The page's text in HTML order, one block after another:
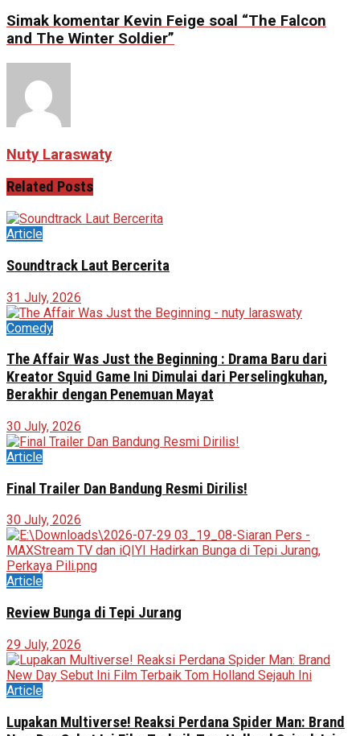
Simak komentar Kevin Feige soal “The Falcon
and The Winter Soldier”
Nuty Laraswaty
Related Posts
Article
Soundtrack Laut Bercerita
31 July, 2026
Comedy
The Affair Was Just the Beginning : Drama Baru dari
Kreator Squid Game Ini Dimulai dari Perselingkuhan,
Berakhir dengan Penemuan Mayat
30 July, 2026
Article
Final Trailer Dan Bandung Resmi Dirilis!
30 July, 2026
Article
Review Bunga di Tepi Jurang
29 July, 2026
Article
Lupakan Multiverse! Reaksi Perdana Spider Man: Brand